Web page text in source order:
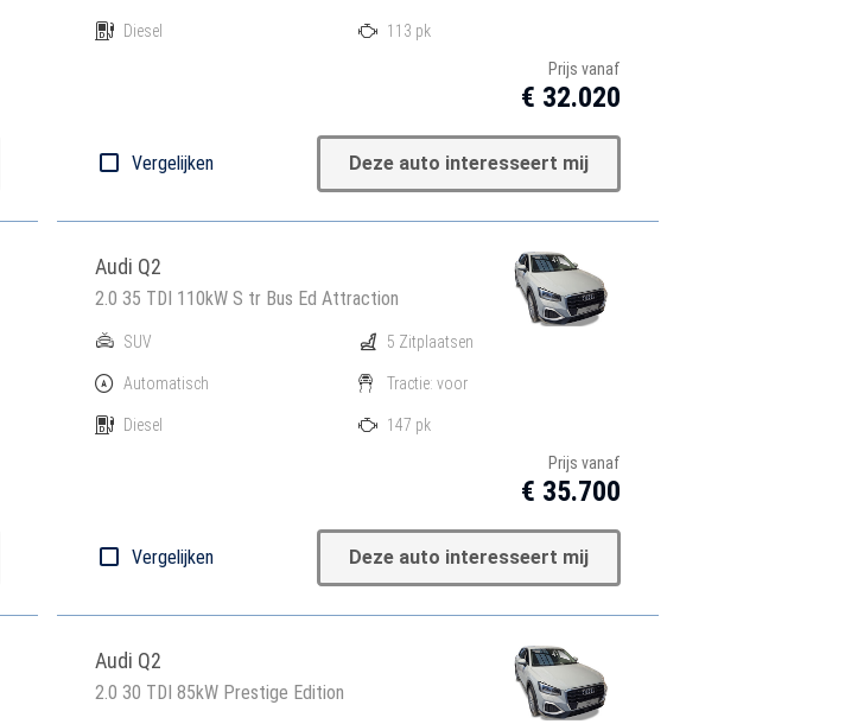
Diesel
113 pk
Prijs vanaf
€ 32.020
Vergelijken Deze auto interesseert mij
Audi Q2
2.0 35 TDI 110kW S tr Bus Ed Attraction
SUV
Automatisch
Diesel
5 Zitplaatsen
Tractie: voor
147 pk
Prijs vanaf
€ 35.700
Vergelijken Deze auto interesseert mij
Audi Q2
2.0 30 TDI 85kW Prestige Edition